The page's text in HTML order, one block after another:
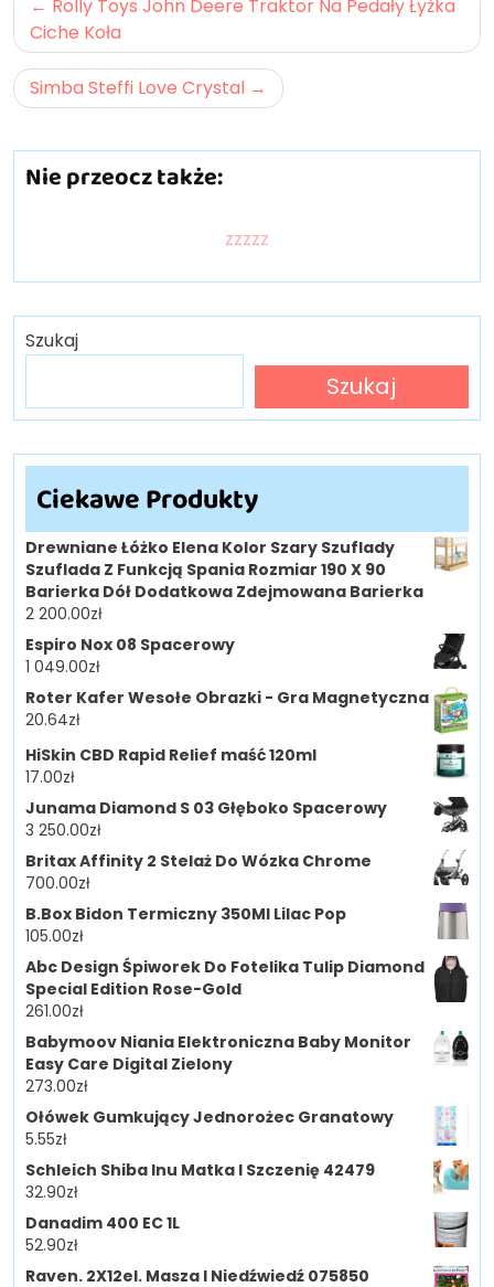
wpisu
Rolly Toys John Deere Traktor Na Pedały Łyżka
Ciche Koła
Simba Steffi Love Crystal
Nie przeocz także:
zzzzz
Szukaj
Szukaj
Ciekawe Produkty
Drewniane Łóżko Elena Kolor Szary Szuflady
Szuflada Z Funkcją Spania Rozmiar 190 X 90
Barierka Dół Dodatkowa Zdejmowana Barierka
2 200.00zł
Espiro Nox 08 Spacerowy
1 049.00zł
Roter Kafer Wesołe Obrazki - Gra Magnetyczna
20.64zł
HiSkin CBD Rapid Relief maść 120ml
17.00zł
Junama Diamond S 03 Głęboko Spacerowy
3 250.00zł
Britax Affinity 2 Stelaż Do Wózka Chrome
700.00zł
B.Box Bidon Termiczny 350Ml Lilac Pop
105.00zł
Abc Design Śpiworek Do Fotelika Tulip Diamond
Special Edition Rose-Gold
261.00zł
Babymoov Niania Elektroniczna Baby Monitor
Easy Care Digital Zielony
273.00zł
Ołówek Gumkujący Jednorożec Granatowy
5.55zł
Schleich Shiba Inu Matka I Szczenię 42479
32.90zł
Danadim 400 EC 1L
52.90zł
Raven. 2X12el. Masza I Niedźwiedź 075850